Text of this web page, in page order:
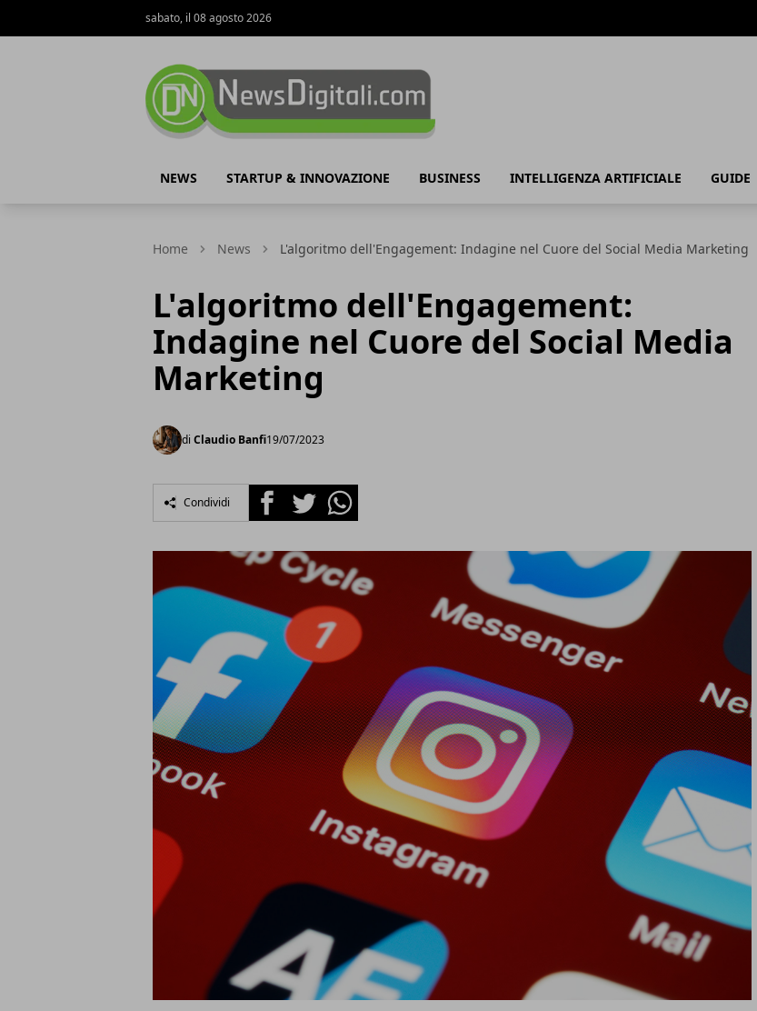
sabato, il 08 agosto 2026
NEWS STARTUP & INNOVAZIONE BUSINESS INTELLIGENZA ARTIFICIALE GUIDE
Home News L'algoritmo dell'Engagement: Indagine nel Cuore del Social Media Marketing
L'algoritmo dell'Engagement:
Indagine nel Cuore del Social Media
Marketing
di Claudio Banfi19/07/2023
Condividi FacebookTwitterWhatsapp